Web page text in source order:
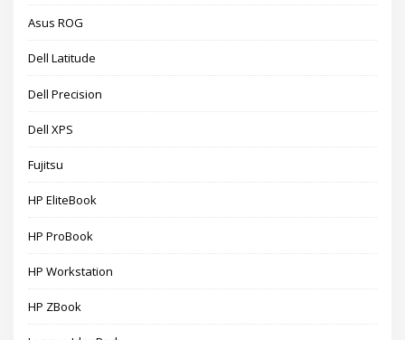
Asus ROG
Dell Latitude
Dell Precision
Dell XPS
Fujitsu
HP EliteBook
HP ProBook
HP Workstation
HP ZBook